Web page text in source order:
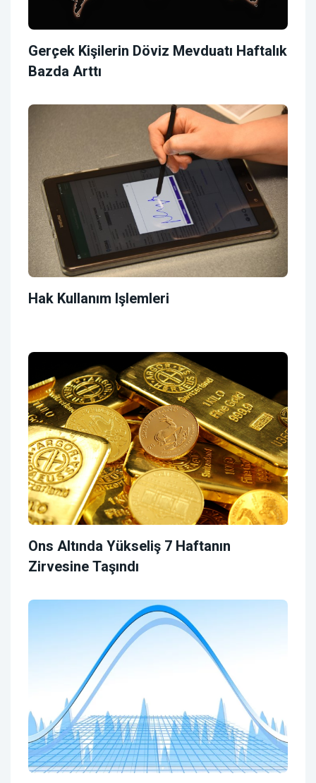
Gerçek Kişilerin Döviz Mevduatı Haftalık
Bazda Arttı
Hak Kullanım Işlemleri
Ons Altında Yükseliş 7 Haftanın
Zirvesine Taşındı